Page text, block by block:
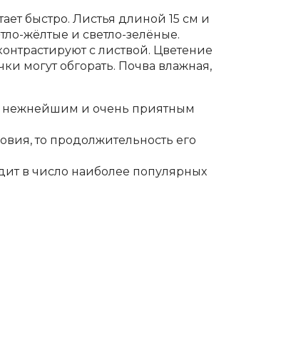
быстро. Листья длиной 15 см и
жёлтые и светло-зелёные.
с листвой. Цветение
могут обгорать. Почва влажная,
нежнейшим и очень приятным
то продолжительность его
в число наиболее популярных